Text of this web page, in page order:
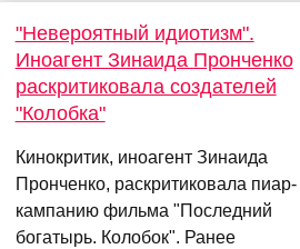
"Невероятный идиотизм".
Иноагент Зинаида Пронченко
раскритиковала создателей
"Колобка"
Кинокритик, иноагент Зинаида
Пронченко, раскритиковала пиар-
кампанию фильма "Последний
богатырь. Колобок". Ранее